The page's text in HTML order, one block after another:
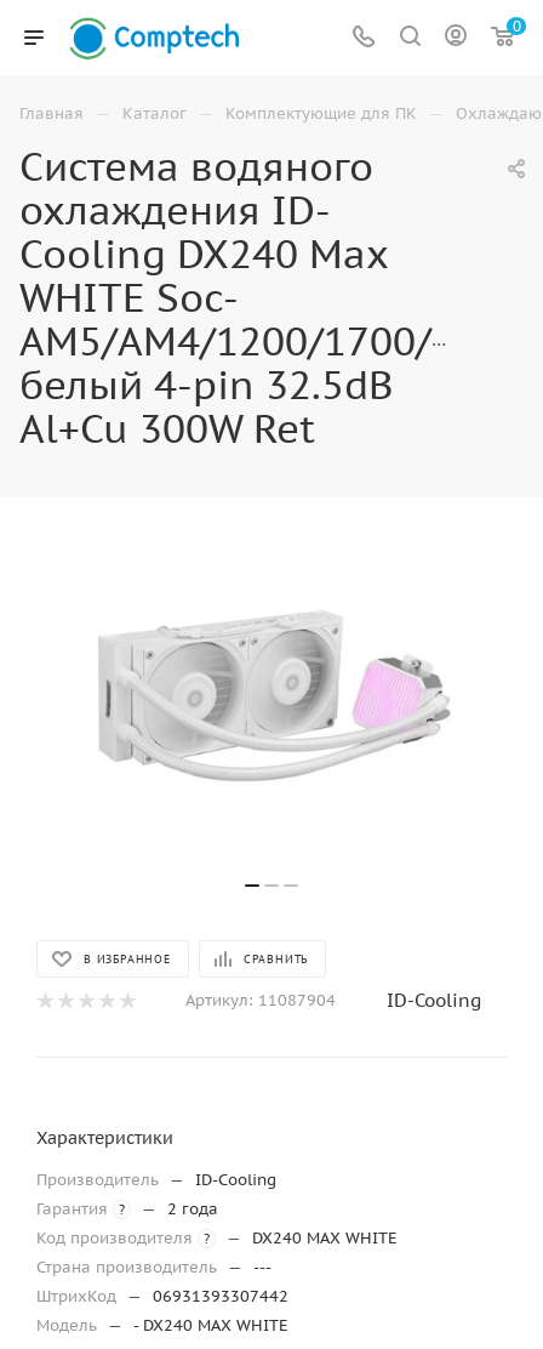
0
Главная — Каталог — Комплектующие для ПК —
Система водяного
охлаждения ID-
Cooling DX240 Max
WHITE Soc-
AM5/AM4/1200/1700/1851
белый 4-pin 32.5dB
Al+Cu 300W Ret
В ИЗБРАННОЕ СРАВНИТЬ
Артикул: 11087904 ID-Cooling
Характеристики
Производитель —
ID-Cooling
Гарантия
? —
2 года
Код производителя
? —
DX240 MAX WHITE
Страна производитель —
---
ШтрихКод —
06931393307442
Модель — - DX240 MAX WHITE